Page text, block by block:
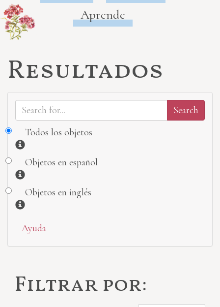
Aprende
Resultados
Todos los objetos
Información
Objetos en español
Información
Objetos en inglés
Información
Ayuda
Filtrar por: